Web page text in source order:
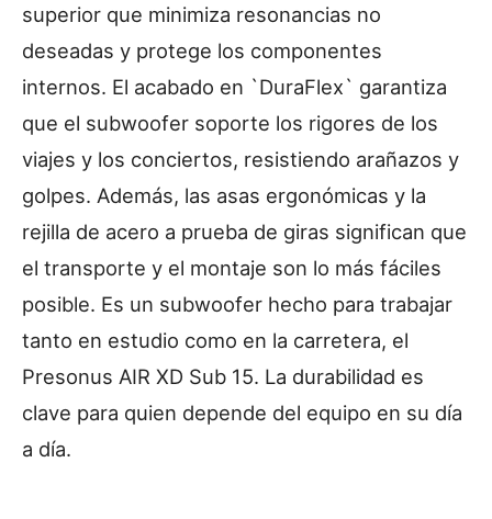
superior que minimiza resonancias no
deseadas y protege los componentes
internos. El acabado en `DuraFlex` garantiza
que el subwoofer soporte los rigores de los
viajes y los conciertos, resistiendo arañazos y
golpes. Además, las asas ergonómicas y la
rejilla de acero a prueba de giras significan que
el transporte y el montaje son lo más fáciles
posible. Es un subwoofer hecho para trabajar
tanto en estudio como en la carretera, el
Presonus AIR XD Sub 15. La durabilidad es
clave para quien depende del equipo en su día
a día.